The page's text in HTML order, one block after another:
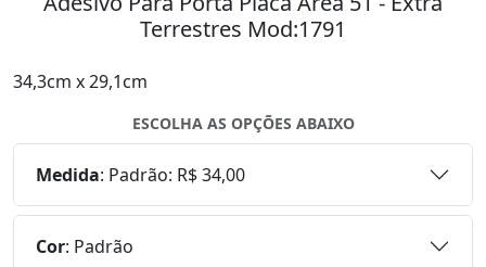
Terrestres Mod:1791
34,3cm x 29,1cm
ESCOLHA AS OPÇÕES ABAIXO
Medida: Padrão: R$ 34,00
Cor: Padrão